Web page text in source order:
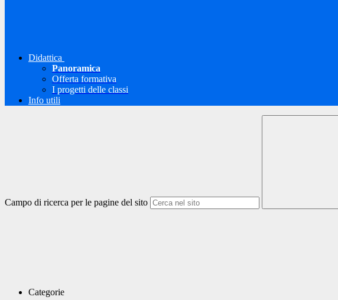
Didattica
Panoramica
Offerta formativa
I progetti delle classi
Info utili
Campo di ricerca per le pagine del sito
Categorie